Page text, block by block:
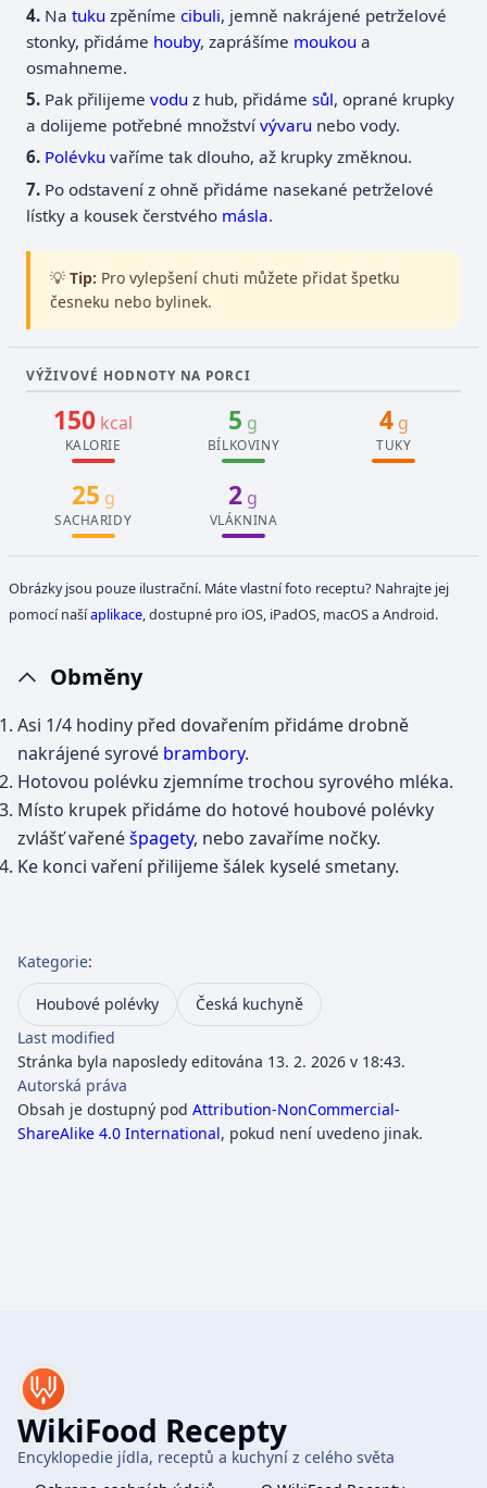
Natuku zpěnímecibuli, jemně nakrájené petrželové
stonky, přidáme houby, zaprášíme moukou a
osmahneme.
Pak přilijemevodu z hub, přidámesůl, oprané krupky
a dolijeme potřebné množstvívývaru nebo vody.
Polévku vaříme tak dlouho, až krupky změknou.
Po odstavení z ohně přidáme nasekané petrželové
lístky a kousek čerstvého másla.
💡 Tip: Pro vylepšení chuti můžete přidat špetku
česneku nebo bylinek.
VÝŽIVOVÉ HODNOTY NA PORCI
150 kcal
KALORIE
5 g
BÍLKOVINY
4g
TUKY
25 g
SACHARIDY
2 g
VLÁKNINA
Obrázky jsou pouze ilustrační. Máte vlastní foto receptu? Nahrajte jej
pomocí našíaplikace , dostupné pro iOS, iPadOS, macOS a Android.
Obměny
Asi 1/4 hodiny před dovařením přidáme drobně
nakrájené syrové brambory.
Hotovou polévku zjemníme trochou syrového mléka.
Místo krupek přidáme do hotové houbové polévky
zvlášť vařenéšpagety, nebo zavaříme nočky.
Ke konci vaření přilijeme šálek kyselé smetany.
Kategorie:
Houbové polévky
Česká kuchyně
Last modified
Stránka byla naposledy editována 13. 2. 2026 v 18:43.
Autorská práva
Obsah je dostupný pod Attribution-NonCommercial-
ShareAlike 4.0 International, pokud není uvedeno jinak.
WikiFood Recepty
Encyklopedie jídla, receptů a kuchyní z celého světa